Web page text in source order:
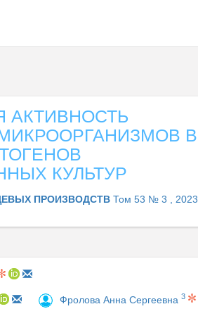
АКТИВНОСТЬ
В
КУЛЬТУР
ПРОИЗВОДСТВ Том 53 № 3 , 2023
Фролова Анна Сергеевна 3